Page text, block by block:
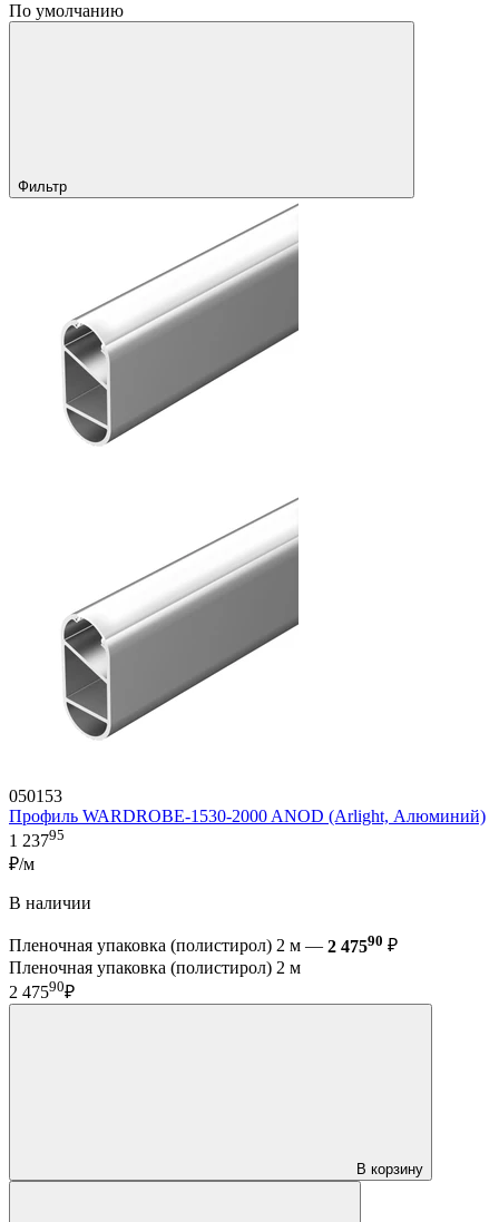
По умолчанию
Фильтр
050153
Профиль WARDROBE-1530-2000 ANOD (Arlight, Алюминий)
1 23795
₽/м
В наличии
Пленочная упаковка (полистирол) 2 м — 2 47590 ₽
Пленочная упаковка (полистирол) 2 м
2 47590₽
В корзину